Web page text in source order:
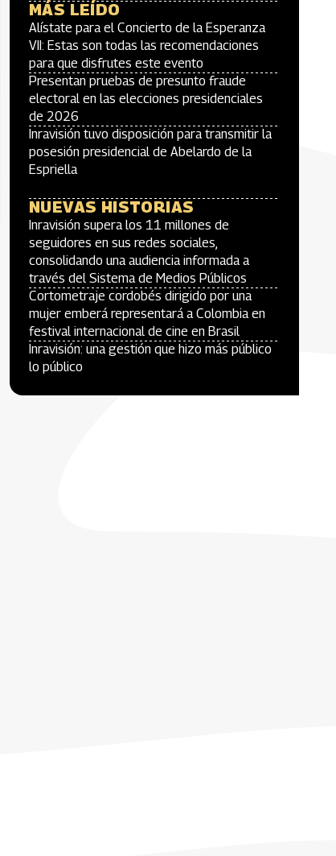
MÁS LEÍDO
Alístate para el Concierto de la Esperanza
VII: Estas son todas las recomendaciones
para que disfrutes este evento
Presentan pruebas de presunto fraude
electoral en las elecciones presidenciales
de 2026
Inravisión tuvo disposición para transmitir la
posesión presidencial de Abelardo de la
Espriella
NUEVAS HISTORIAS
Inravisión supera los 11 millones de
seguidores en sus redes sociales,
consolidando una audiencia informada a
través del Sistema de Medios Públicos
Cortometraje cordobés dirigido por una
mujer emberá representará a Colombia en
festival internacional de cine en Brasil
Inravisión: una gestión que hizo más público
lo público